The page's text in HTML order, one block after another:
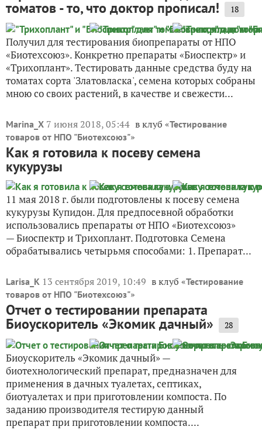
томатов - то, что доктор прописал! 18
Получил для тестирования биопрепараты от НПО
«Биотехсоюз». Конкретно препараты «Биоспектр» и
«Трихоплант». Тестировать данные средства буду на
томатах сорта 'Златовласка', семена которых собраны
мною со своих растений, в качестве и свежести...
Marina_X 7 июня 2018, 05:44 в клуб «Тестирование
товаров от НПО "Биотехсоюз"»
Как я готовила к посеву семена
кукурузы
11 мая 2018 г. были подготовлены к посеву семена
кукурузы Купидон. Для предпосевной обработки
использовались препараты от НПО «Биотехсоюз»
— Биоспектр и Трихоплант. Подготовка Семена
обрабатывались четырьмя способами: 1. Препарат...
Larisa_K 13 сентября 2019, 10:49 в клуб «Тестирование
товаров от НПО "Биотехсоюз"»
Отчет о тестировании препарата
Биоускоритель «Экомик дачный» 28
Биоускоритель «Экомик дачный» —
биотехнологический препарат, предназначен для
применения в дачных туалетах, септиках,
биотуалетах и при приготовлении компоста. По
заданию производителя тестирую данный
препарат при приготовлении компоста....